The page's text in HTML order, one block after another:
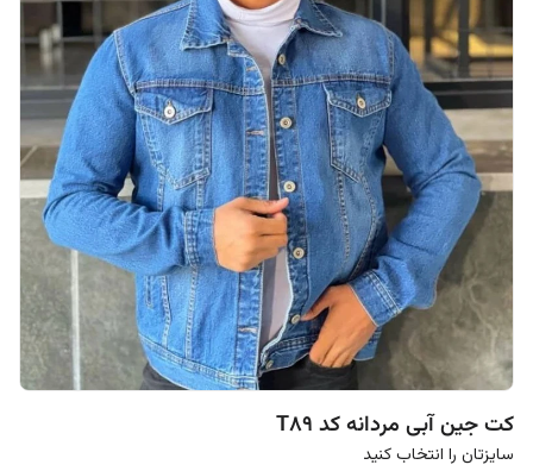
کت جین آبی مردانه کد T89
سایزتان را انتخاب کنید